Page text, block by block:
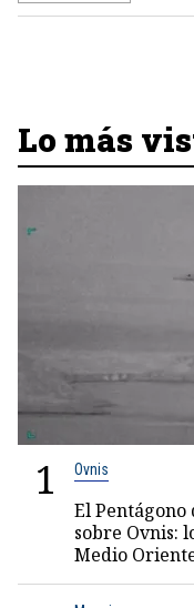
Lo más
1 Ovnis
El Pentágono
sobre Ovnis:
Medio